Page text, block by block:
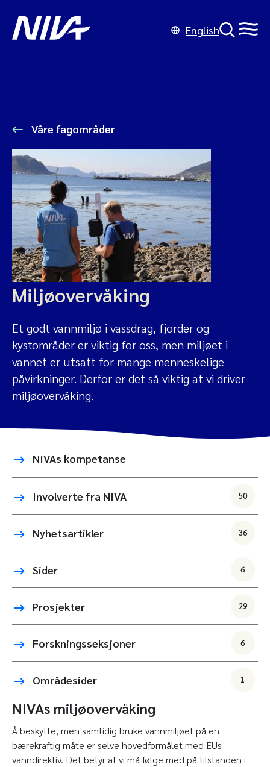
English
Våre fagområder
Miljøovervåking
Et godt vannmiljø i vassdrag, fjorder og
kystområder er viktig for oss, men miljøet i
vannet er utsatt for mange menneskelige
påvirkninger. Derfor er det så viktig at vi driver
miljøovervåking.
NIVAs kompetanse
Involverte fra NIVA 50
Nyhetsartikler 36
Sider 6
Prosjekter 29
Forskningsseksjoner 6
Områdesider 1
NIVAs miljøovervåking
Å beskytte, men samtidig bruke vannmiljøet på en
bærekraftig måte er selve hovedformålet med EUs
vanndirektiv. Det betyr at vi må følge med på tilstanden i